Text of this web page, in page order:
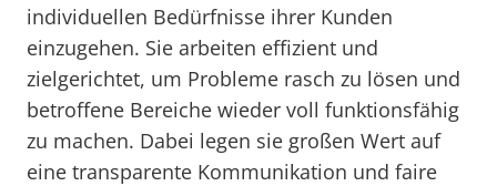
individuellen Bedürfnisse ihrer Kunden
einzugehen. Sie arbeiten effizient und
zielgerichtet, um Probleme rasch zu lösen und
betroffene Bereiche wieder voll funktionsfähig
zu machen. Dabei legen sie großen Wert auf
eine transparente Kommunikation und faire